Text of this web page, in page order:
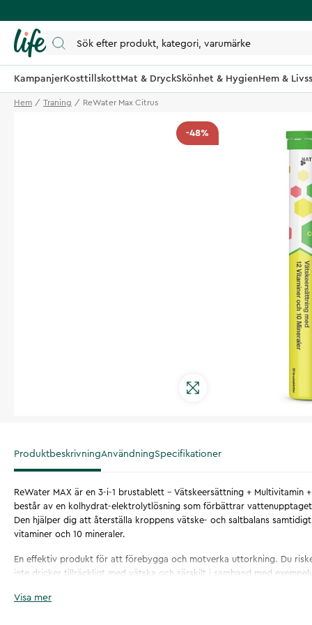
KampanjerKosttillskottMat & DryckSkönhet & HygienHem &
Hem Traning ReWater Max Citrus
-48%
ProduktbeskrivningAnvändningSpecifikationer
ReWater MAX är en 3-i-1 brustablett - Vätskeersättning + Multivitamin
består av en kolhydrat-elektrolytlösning som förbättrar
Den hjälper dig att återställa kroppens vätske- och saltbalans
vitaminer och 10 mineraler.
En effektiv produkt för att förebygga och motverka uttorkning. Du
inte dricker tillräckligt med vätska och särskilt i samband med
kräkningar. ReWater Max har en god fräsch smak av citrus och
Visa mer